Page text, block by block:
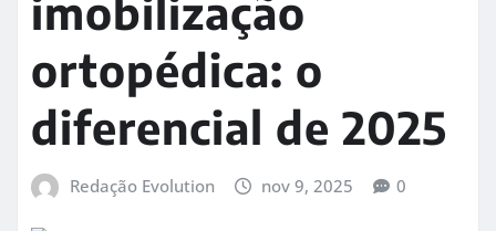
imobilização
ortopédica: o
diferencial de 2025
Redação Evolution nov 9, 2025 0